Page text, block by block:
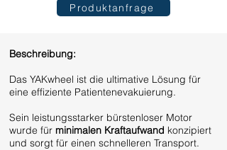
Produktanfrage
​Beschreibung:
Das YAKwheel ist die ultimative Lösung für
eine effiziente Patientenevakuierung.
Sein leistungsstarker bürstenloser Motor
wurde für minimalen Kraftaufwand konzipiert
und sorgt für einen schnelleren Transport.